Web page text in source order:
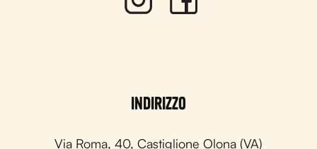
Indirizzo
Via Roma, 40, Castiglione Olona (VA)